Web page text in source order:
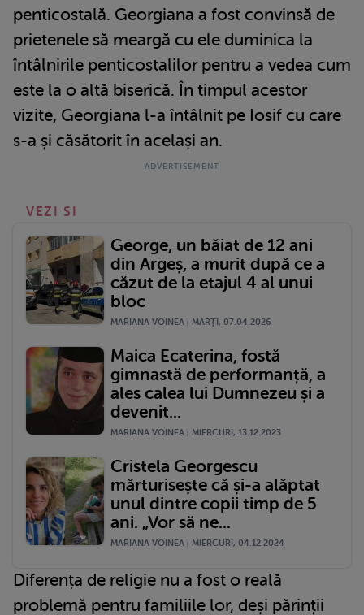
penticostală. Georgiana a fost convinsă de
prietenele să meargă cu ele duminica la
întâlnirile penticostalilor pentru a vedea cum
este la o altă biserică. În timpul acestor
vizite, Georgiana l-a întâlnit pe Iosif cu care
s-a și căsătorit în același an.
VEZI SI
George, un băiat de 12 ani
din Argeș, a murit după ce a
căzut de la etajul 4 al unui
bloc
MARIANA VOINEA | MARŢI, 07.04.2026
Maica Ecaterina, fostă
gimnastă de performanță, a
ales calea lui Dumnezeu și a
devenit...
MARIANA VOINEA | MIERCURI, 13.12.2023
Cristela Georgescu
mărturisește că și-a alăptat
unul dintre copii timp de 5
ani. „Vor să ne...
MARIANA VOINEA | MIERCURI, 04.12.2024
Diferența de religie nu a fost o reală
problemă pentru familiile lor, deși părinții